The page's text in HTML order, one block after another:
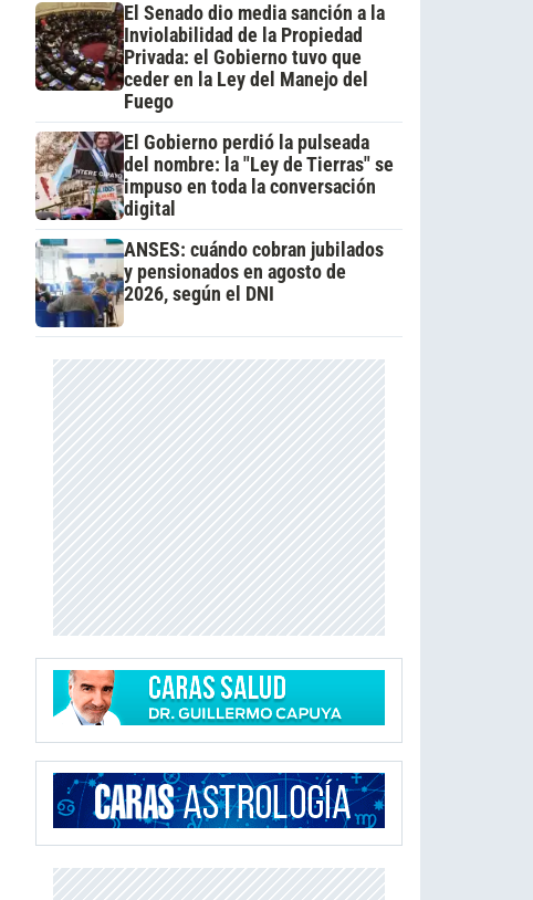
El Senado dio media sanción a la
Inviolabilidad de la Propiedad
Privada: el Gobierno tuvo que
ceder en la Ley del Manejo del
Fuego
El Gobierno perdió la pulseada
del nombre: la "Ley de Tierras" se
impuso en toda la conversación
digital
ANSES: cuándo cobran jubilados
y pensionados en agosto de
2026, según el DNI